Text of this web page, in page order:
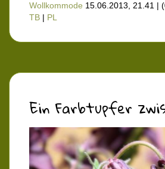
Wollkommode 15.06.2013, 21.41 |
TB | PL
Ein Farbtupfer